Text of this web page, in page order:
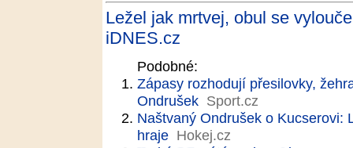
Ležel jak mrtvej, obul se
iDNES.cz
Podobné:
Zápasy rozhodují přesilovky,
Ondrušek Sport.cz
Naštvaný Ondrušek o
hraje Hokej.cz